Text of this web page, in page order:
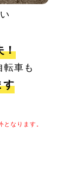
！
転車も
す
なります。